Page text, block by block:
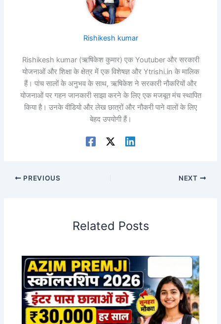
Rishikesh kumar
Rishikesh kumar (ऋषिकेश कुमार) एक Youtuber और सरकारी
योजनाओं और शिक्षा के क्षेत्र में एक विशेषज्ञ और Ytrishi.in के मालिक
हैं। पांच सालों के अनुभव के साथ, ऋषिकेश ने सरकारी नौकरियों और
योजनाओं पर गहन जानकारी साझा करने के लिए एक मजबूत मंच स्थापित
किया है। उनके वीडियो और लेख छात्रों और नौकरी पाने वालों के लिए
बेहद उपयोगी हैं।
PREVIOUS NEXT
Related Posts